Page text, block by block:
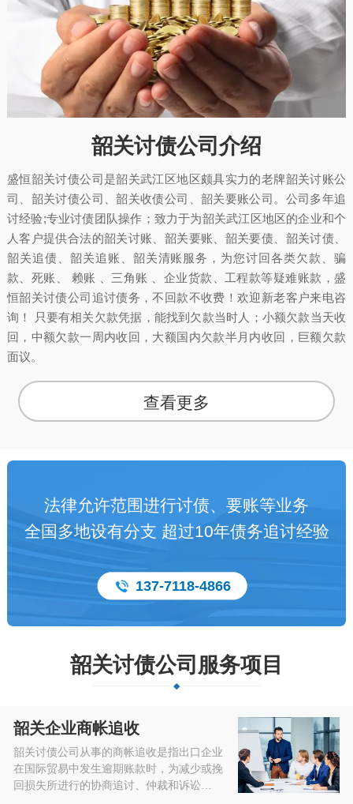
韶关讨债公司介绍
盛恒韶关讨债公司是韶关武江区地区颇具实力的老牌韶关讨账公
司、韶关讨债公司、韶关收债公司、韶关要账公司。公司多年追
讨经验;专业讨债团队操作；致力于为韶关武江区地区的企业和个
人客户提供合法的韶关讨账、韶关要账、韶关要债、韶关讨债、
韶关追债、韶关追账、韶关清账服务，为您讨回各类欠款、骗
款、死账、 赖账 、三角账 、企业货款、工程款等疑难账款，盛
恒韶关讨债公司追讨债务，不回款不收费！欢迎新老客户来电咨
询！ 只要有相关欠款凭据，能找到欠款当时人；小额欠款当天收
回，中额欠款一周内收回，大额国内欠款半月内收回，巨额欠款
面议。
查看更多
法律允许范围进行讨债、要账等业务
全国多地设有分支 超过10年债务追讨经验
137-7118-4866
韶关讨债公司服务项目
韶关企业商帐追收
韶关讨债公司从事的商帐追收是指出口企业
在国际贸易中发生逾期账款时，为减少或挽
回损失所进行的协商追讨、仲裁和诉讼…